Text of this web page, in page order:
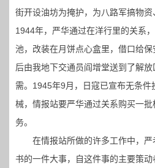
街开设油坊为掩护，为八路军搞物资
1944年，严华通过在洋行里的关系
池，改装在月饼点心盒里，借口给保
后由我地下交通员阎增堂送到了解
需。1945年9月，日寇已宣布无条
械，情报站要严华通过关系购买一
务。
在情报站所做的许多工作中，严
书的一件大事，自这件事的主要策